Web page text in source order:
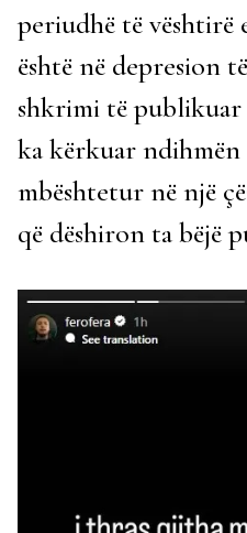
periudhë të vështirë
është në depresion
shkrimi të publikuar
ka kërkuar ndihmën
mbështetur në një
që dëshiron ta bëjë